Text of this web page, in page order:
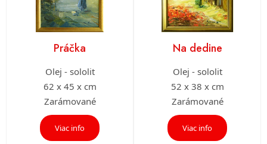
Práčka
Olej - sololit
62 x 45 x cm
Zarámované
Viac info
Na dedine
Olej - sololit
52 x 38 x cm
Zarámované
Viac info